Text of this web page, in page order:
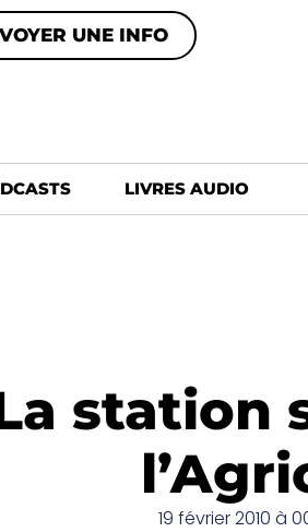
UNE INFO
LIVRES AUDIO
station
19 février 2010 à